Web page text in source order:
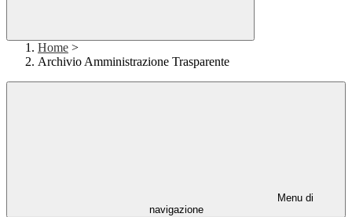
Home >
Archivio Amministrazione Trasparente
Menu di
navigazione